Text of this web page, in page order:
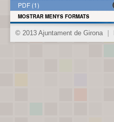
PDF (1)
MOSTRAR MENYS FORMATS
© 2013 Ajuntament de Girona